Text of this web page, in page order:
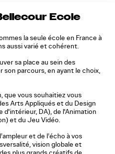
Ecole
la seule école en France à
aussi varié et cohérent.
sa place au sein des
parcours, en ayant le choix,
que vous souhaitiez vous
Arts Appliqués et du Design
DA), de l'Animation
et du Jeu Vidéo.
et de l’écho à vos
vision globale et